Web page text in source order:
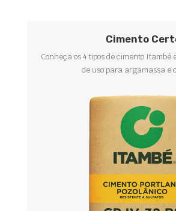
Cimento
Conheça os 4 tipos de cimento Itambé
de uso para argamassa e